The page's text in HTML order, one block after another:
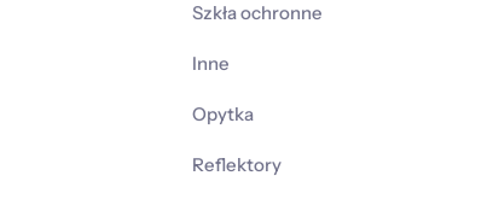
Szkła ochronne
Inne
Opytka
Reflektory